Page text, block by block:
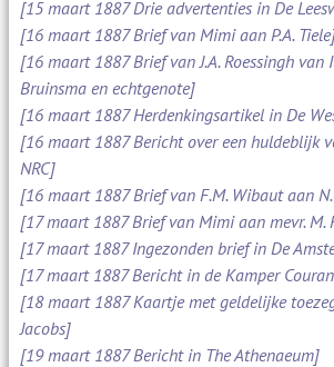
[15 maart 1887 Drie advertenties in De
[16 maart 1887 Brief van Mimi aan P.A.
[16 maart 1887 Brief van J.A. Roessingh van
Bruinsma en echtgenote]
[16 maart 1887 Herdenkingsartikel in De
[16 maart 1887 Bericht over een huldeblijk
NRC]
[16 maart 1887 Brief van F.M. Wibaut aan
[17 maart 1887 Brief van Mimi aan mevr. M.
[17 maart 1887 Ingezonden brief in De
[17 maart 1887 Bericht in de Kamper
[18 maart 1887 Kaartje met geldelijke
Jacobs]
[19 maart 1887 Bericht in The Athenaeum]